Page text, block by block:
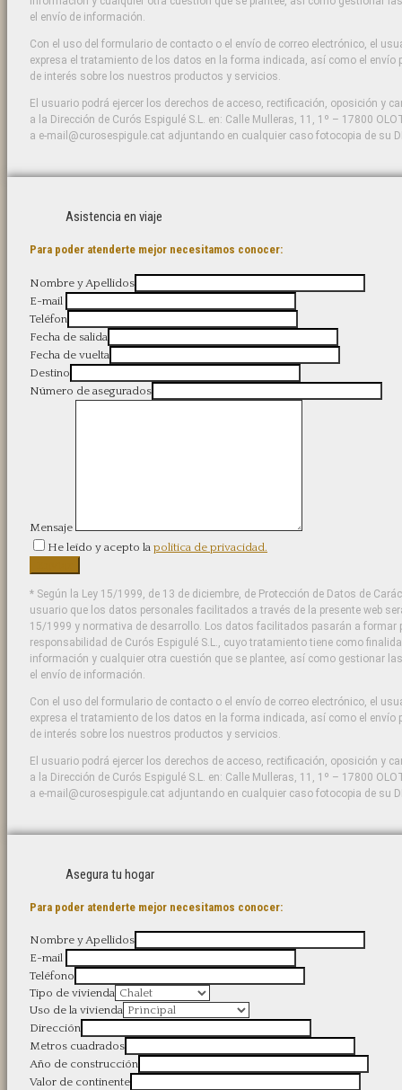
el envío de información.
Con el uso del formulario de contacto o el envío de correo electrónico, el
expresa el tratamiento de los datos en la forma indicada, así como el
de interés sobre los nuestros productos y servicios.
El usuario podrá ejercer los derechos de acceso, rectificación, oposición y
a la Dirección de Curós Espigulé S.L. en: Calle Mulleras, 11, 1º – 17800
a e-mail@curosespigule.cat adjuntando en cualquier caso fotocopia de su
Asistencia en viaje
Para poder atenderte mejor necesitamos conocer:
Nombre y Apellidos
E-mail
Teléfon
Fecha de salida
Fecha de vuelta
Destino
Número de asegurados
Mensaje
He leído y acepto la política de privacidad.
* Según la Ley 15/1999, de 13 de diciembre, de Protección de Datos de
usuario que los datos personales facilitados a través de la presente web
15/1999 y normativa de desarrollo. Los datos facilitados pasarán a formar
responsabilidad de Curós Espigulé S.L., cuyo tratamiento tiene como
información y cualquier otra cuestión que se plantee, así como gestionar
el envío de información.
Con el uso del formulario de contacto o el envío de correo electrónico, el
expresa el tratamiento de los datos en la forma indicada, así como el
de interés sobre los nuestros productos y servicios.
El usuario podrá ejercer los derechos de acceso, rectificación, oposición y
a la Dirección de Curós Espigulé S.L. en: Calle Mulleras, 11, 1º – 17800
a e-mail@curosespigule.cat adjuntando en cualquier caso fotocopia de su
Asegura tu hogar
Para poder atenderte mejor necesitamos conocer:
Nombre y Apellidos
E-mail
Teléfono
Tipo de vivienda
Uso de la vivienda
Dirección
Metros cuadrados
Año de construcción
Valor de continente